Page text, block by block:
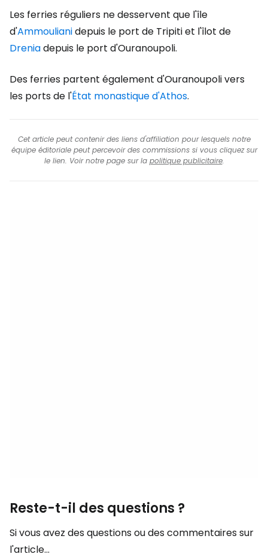
Les ferries réguliers ne desservent que l'île
d'Ammoulianidepuis le port de Tripiti et l'îlot de
Dreniadepuis le port d'Ouranoupoli.
Des ferries partent également d'Ouranoupoli vers
les ports de l'État monastique d'Athos.
Cet article peut contenir des liens d'affiliation pour lesquels notre
équipe éditoriale peut percevoir des commissions si vous cliquez sur
le lien. Voir notre page sur la politique publicitaire.
Reste-t-il des questions ?
Si vous avez des questions ou des commentaires sur
l'article...